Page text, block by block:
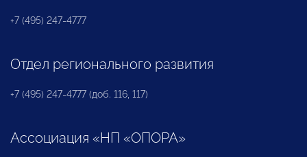
+7 (495) 247-4777
Отдел регионального развития
+7 (495) 247-4777 (доб. 116, 117)
Ассоциация «НП «ОПОРА»